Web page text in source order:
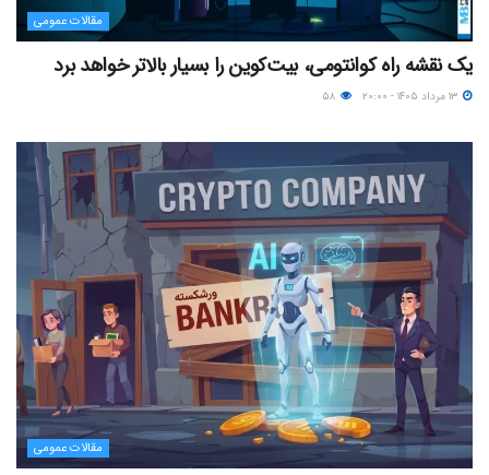
مقالات عمومی
یک نقشه راه کوانتومی، بیت‌کوین را بسیار بالاتر خواهد برد
مقالات عمومی